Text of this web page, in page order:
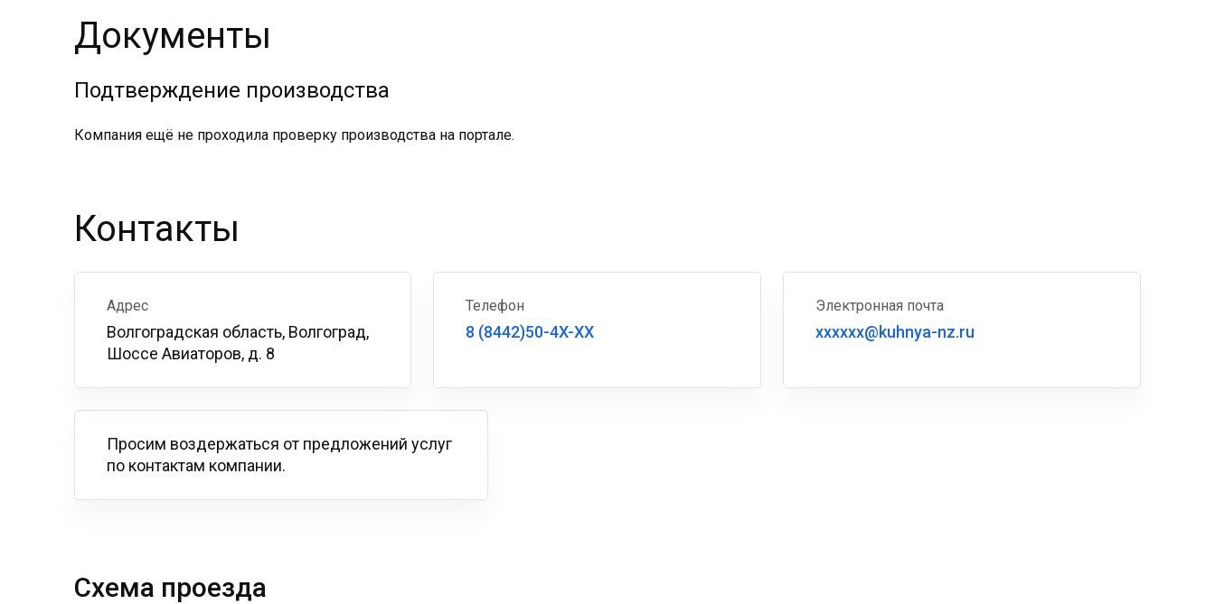
Документы
Подтверждение производства
Компания ещё не проходила проверку производства на портале.
Контакты
Адрес
Волгоградская область, Волгоград,
Шоссе Авиаторов, д. 8
Телефон
8 (8442)50-4X-XX
Электронная почта
xxxxxx@kuhnya-nz.ru
Просим воздержаться от предложений услуг
по контактам компании.
Схема проезда